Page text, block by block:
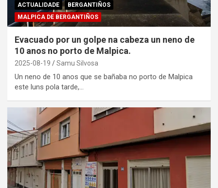
ACTUALIDADE
BERGANTIÑOS
MALPICA DE BERGANTIÑOS
Evacuado por un golpe na cabeza un neno de
10 anos no porto de Malpica.
2025-08-19 Samu Silvosa
Un neno de 10 anos que se bañaba no porto de Malpica
este luns pola tarde,…